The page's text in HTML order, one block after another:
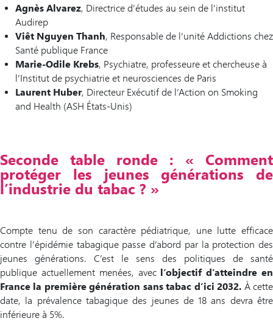
Agnès Alvarez, Directrice d’études au sein de l’institut
Audirep
Viêt Nguyen Thanh, Responsable de l’unité Addictions chez
Santé publique France
Marie-Odile Krebs, Psychiatre, professeure et chercheuse à
l’Institut de psychiatrie et neurosciences de Paris
Laurent Huber, Directeur Exécutif de l’Action on Smoking
and Health (ASH États-Unis)
Seconde table ronde : « Comment
protéger les jeunes générations de
l’industrie du tabac ? »
Compte tenu de son caractère pédiatrique, une lutte efficace
contre l’épidémie tabagique passe d’abord par la protection des
jeunes générations. C’est le sens des politiques de santé
publique actuellement menées, avec l’objectif d’atteindre en
France la première génération sans tabac d’ici 2032. À cette
date, la prévalence tabagique des jeunes de 18 ans devra être
inférieure à 5%.